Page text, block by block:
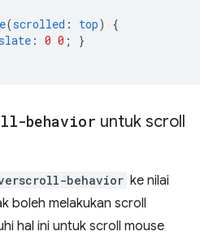
(scrolled : top)
{
: 0 0 ;
}
behavior untuk scroll
behavior ke nilai
boleh melakukan scroll
hal ini untuk scroll mouse